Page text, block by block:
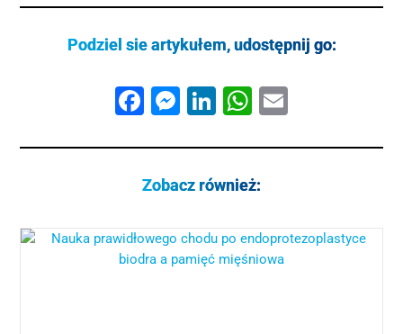
Podziel sie artykułem, udostępnij go:
Facebook
Messenger
LinkedIn
WhatsApp
Zobacz również: